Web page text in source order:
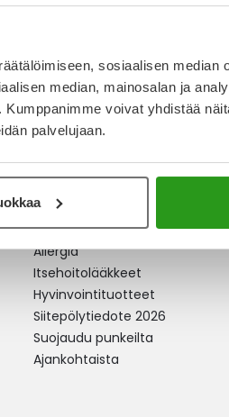
sosiaalisen median
median, mainosalan ja
voivat yhdistää
palvelujaan.
Ajankohtaista
Allergia
Itsehoitolääkkeet
Hyvinvointituotteet
Siitepölytiedote 2026
Suojaudu punkeilta
Ajankohtaista